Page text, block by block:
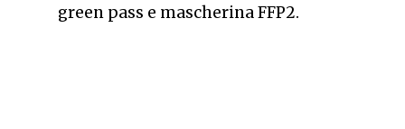
green pass e mascherina FFP2.